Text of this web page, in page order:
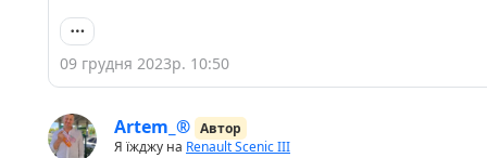
09 грудня 2023р. 10:50
Artem_® Автор
Я їжджу на Renault Scenic III